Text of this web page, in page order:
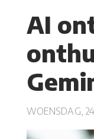
AI
WOENSDAG,